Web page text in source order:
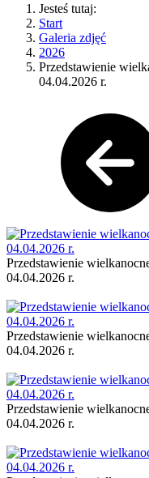
Jesteś tutaj:
Start
Galeria zdjęć
2026
Przedstawienie
04.04.2026 r.
Przedstawienie
04.04.2026 r.
Przedstawienie
04.04.2026 r.
Przedstawienie
04.04.2026 r.